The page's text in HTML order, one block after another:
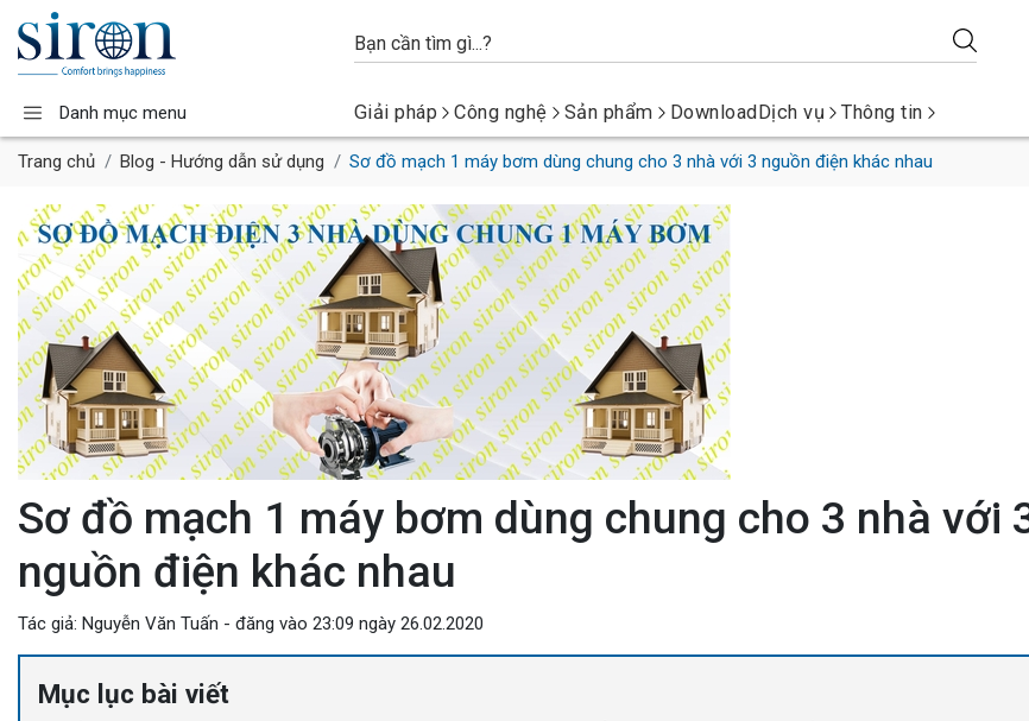
Danh mục menu Giải pháp Công nghệ Sản phẩm DownloadDịch vụ Thông tin
Trang chủ Blog - Hướng dẫn sử dụng Sơ đồ mạch 1 máy bơm dùng chung cho 3 nhà với 3 nguồn điện khác nhau
Sơ đồ mạch 1 máy bơm dùng chung cho 3 nhà với
nguồn điện khác nhau
Tác giả: Nguyễn Văn Tuấn - đăng vào 23:09 ngày 26.02.2020
Mục lục bài viết